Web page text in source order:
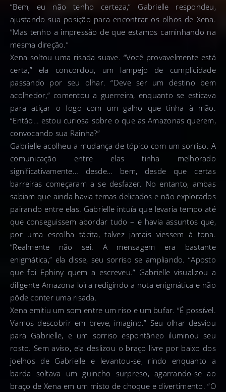
“Bem, eu não tenho certeza,” Gabrielle respondeu,
ajustando sua posição para encontrar os olhos de Xena.
“Mas tenho a impressão de que estamos caminhando na
mesma direção.”
Xena soltou uma risada suave. “Você provavelmente está
certa,” ela concordou, um lampejo de cumplicidade
passando por seu olhar. “Deve ser um destino bem
acolhedor,” comentou a guerreira, enquanto se esticava
para atiçar o fogo com um galho que tinha à mão.
“Então… estou curiosa sobre o que as Amazonas querem,
convocando sua Rainha?”
Gabrielle acolheu a mudança de tópico com um sorriso. A
comunicação entre elas tinha melhorado
significativamente… desde… bem, desde que certas
barreiras começaram a se desfazer. No entanto, ambas
sabiam que ainda havia temas delicados e não explorados
pairando entre elas. Gabrielle intuía que levaria tempo até
que conseguissem abordar tudo – e havia assuntos que,
por uma escolha tácita, talvez jamais viessem à tona.
“Realmente não sei. A mensagem era bastante
enigmática,” ela disse, seu sorriso se ampliando. “Aposto
que foi Ephiny quem a escreveu.” Gabrielle visualizou a
diligente Amazona loira redigindo a nota enigmática e não
pôde conter uma risada.
Xena emitiu um som entre um riso e um bufar. “É possível.
Vamos descobrir em breve, imagino.” Seu olhar desviou
para Gabrielle, e um sorriso espontâneo iluminou seu
rosto. Sem aviso, ela deslizou o braço livre por baixo dos
joelhos de Gabrielle e levantou-se, rindo enquanto a
barda soltava um guincho surpreso, agarrando-se ao
braço de Xena em um misto de choque e divertimento. “O